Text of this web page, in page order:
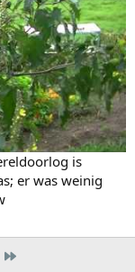
is
er was weinig